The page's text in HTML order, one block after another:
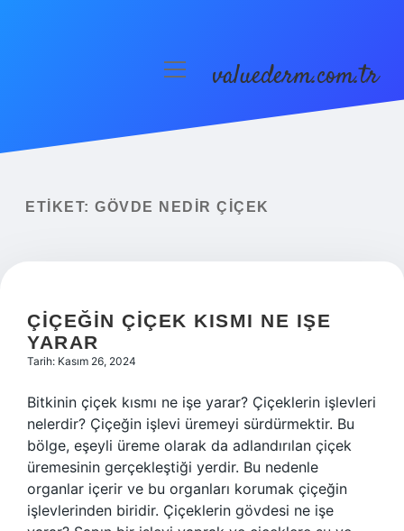
Yasal Uyarı
menüyüvaluederm.com.tr
ETIKET: GÖVDE NEDIR ÇIÇEK
ÇIÇEĞIN ÇIÇEK KISMI NE IŞE
YARAR
Tarih: Kasım 26, 2024
Bitkinin çiçek kısmı ne işe yarar? Çiçeklerin işlevleri
nelerdir? Çiçeğin işlevi üremeyi sürdürmektir. Bu
bölge, eşeyli üreme olarak da adlandırılan çiçek
üremesinin gerçekleştiği yerdir. Bu nedenle
organlar içerir ve bu organları korumak çiçeğin
işlevlerinden biridir. Çiçeklerin gövdesi ne işe